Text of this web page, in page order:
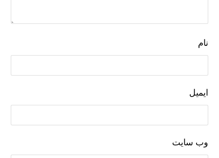
نام
ایمیل
وب‌ سایت